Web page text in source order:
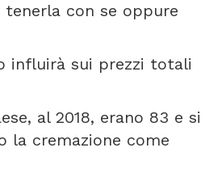
con se oppure
influirà sui prezzi totali
al 2018, erano 83 e si
la cremazione come